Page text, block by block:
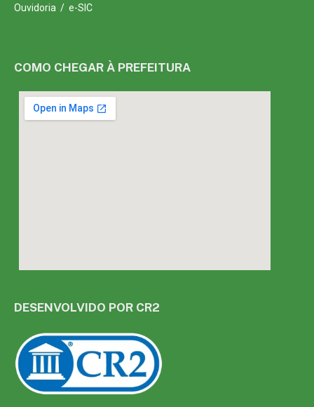
Ouvidoria / e-SIC
COMO CHEGAR À PREFEITURA
DESENVOLVIDO POR CR2